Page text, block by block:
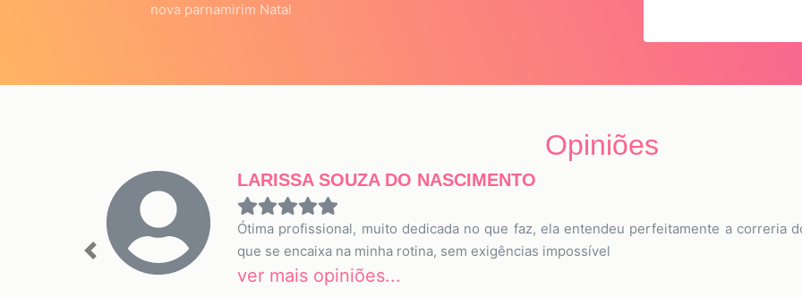
nova parnamirim Natal
Opiniões
LARISSA SOUZA DO NASCIMENTO
Ótima profissional, muito dedicada no que faz, ela entendeu perfeitamente a correria
que se encaixa na minha rotina, sem exigências impossível
ver mais opiniões...
Previous